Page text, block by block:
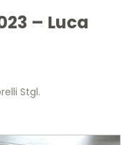
– Luca
Stgl.